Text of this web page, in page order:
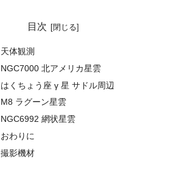
目次
天体観測
NGC7000 北アメリカ星雲
はくちょう座 γ 星 サドル周辺
M8 ラグーン星雲
NGC6992 網状星雲
おわりに
撮影機材